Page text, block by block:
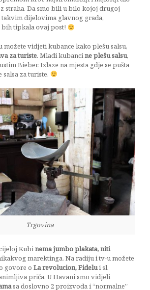
straha. Da smo bili u bilo kojoj drugoj
dijelovima glavnog grada,
bih tipkala ovaj post!
možete vidjeti kubance kako plešu salsu,
za turiste. Mladi kubancine plešu salsu,
Bieber. Izlaze na mjesta gdje se pušta
za turiste.
Trgovina
Kubinema jumbo plakata, niti
marektinga. Na radiju i tv-u možete
govore o La revolucion, Fidelui sl.
priča. U Havani smo vidjeli
sa doslovno 2 proizvoda i “normalne”